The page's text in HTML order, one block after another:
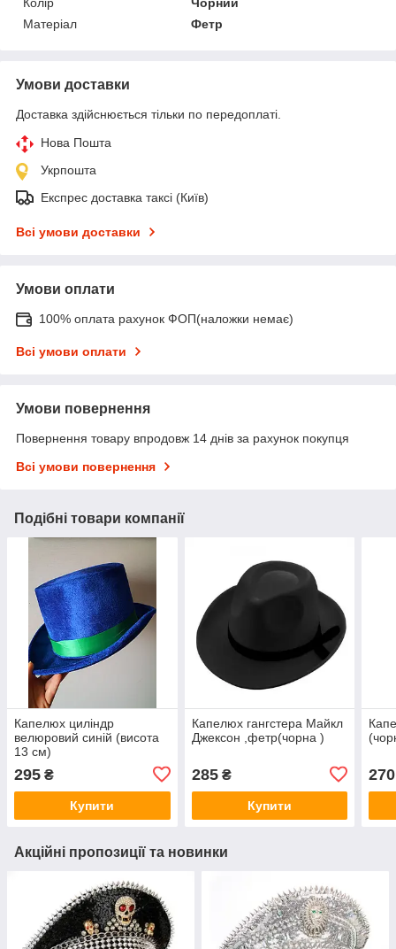
Матеріал
Фетр
Умови доставки
Доставка здійснюється тільки по передоплаті.
Нова Пошта
Укрпошта
Експрес доставка таксі (Київ)
Всі умови доставки
Умови оплати
100% оплата рахунок ФОП(наложки немає)
Всі умови оплати
Умови повернення
Повернення товару впродовж 14 днів за рахунок покупця
Всі умови повернення
Подібні товари компанії
Капелюх циліндр
велюровий синій (висота
13 см)
295 ₴
Купити
Капелюх гангстера Майкл
Джексон ,фетр(чорна )
285₴
Купити
270
Акційні пропозиції та новинки